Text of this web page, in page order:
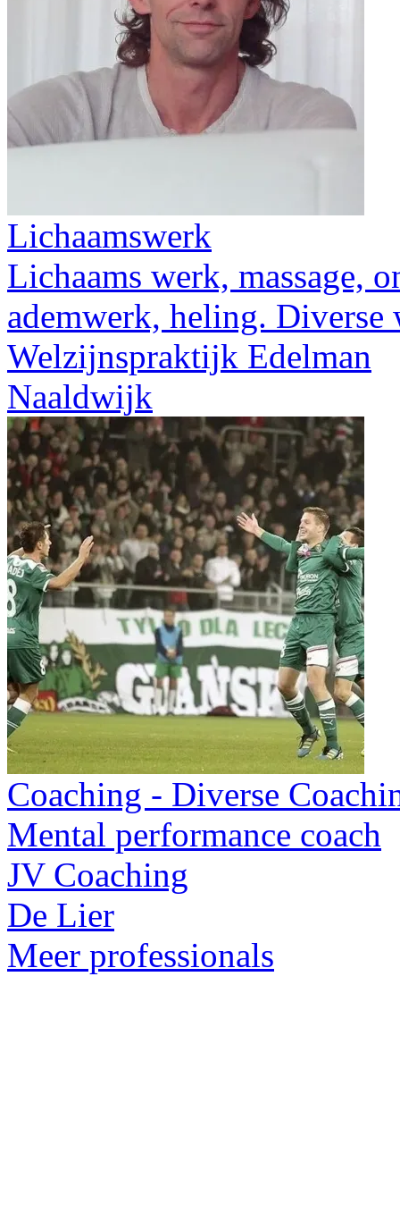
Lichaamswerk
Lichaams werk, massage,
ademwerk, heling. Diverse
Welzijnspraktijk Edelman
Naaldwijk
Coaching - Diverse
Mental performance coach
JV Coaching
De Lier
Meer professionals